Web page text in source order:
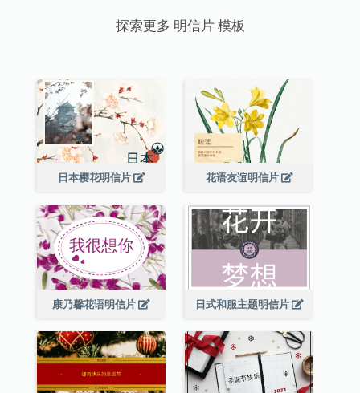
探索更多 明信片 模板
日本樱花明信片 花语友谊明信片
康乃馨花语明信片 日式和服主题明信片